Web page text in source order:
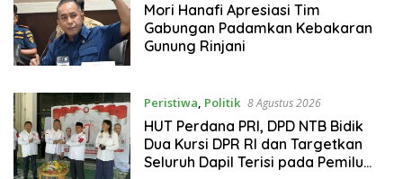
Mori Hanafi Apresiasi Tim
Gabungan Padamkan Kebakaran
Gunung Rinjani
Peristiwa, Politik 8 Agustus 2026
HUT Perdana PRI, DPD NTB Bidik
Dua Kursi DPR RI dan Targetkan
Seluruh Dapil Terisi pada Pemilu